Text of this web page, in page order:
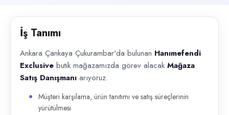
Ankara Çankaya Çukurambar'da bulunan Hanımefendi Exclusive
İş Tanımı
Ankara Çankaya Çukurambar'da bulunan Hanımefendi
Exclusive butik mağazamızda görev alacak Mağaza
Satış Danışmanı arıyoruz.
Müşteri karşılama, ürün tanıtımı ve satış süreçlerinin
yürütülmesi